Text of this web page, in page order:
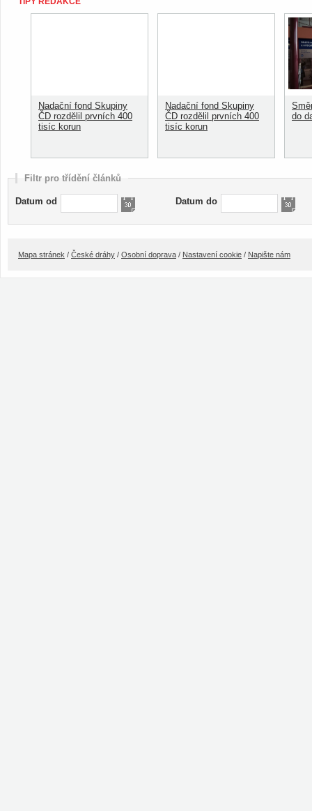
Nadační fond Skupiny
ČD rozdělil prvních 400
tisíc korun
Nadační fond Skupiny
ČD rozdělil prvních 400
tisíc korun
do
Filtr pro třídění článků
Datum od Datum do
Mapa stránek / České dráhy / Osobní doprava / Nastavení cookie / Napište nám